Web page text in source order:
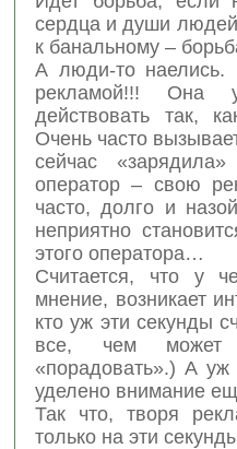
сердца и души
к банальному –
А люди-то
рекламой!!! Она
действовать так,
Очень часто
сейчас
оператор – свою
часто, долго и
неприятно
этого оператора…
Считается, что у
мнение, возникает
кто уж эти секунды
все, чем может
«порадовать».) А уж
уделено внимание
Так что, творя
только на эти